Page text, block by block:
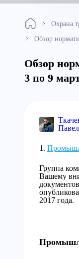
Охрана
Обзор
Обзор
3 по 9
Павел
Группа
Вашему
2017 года.